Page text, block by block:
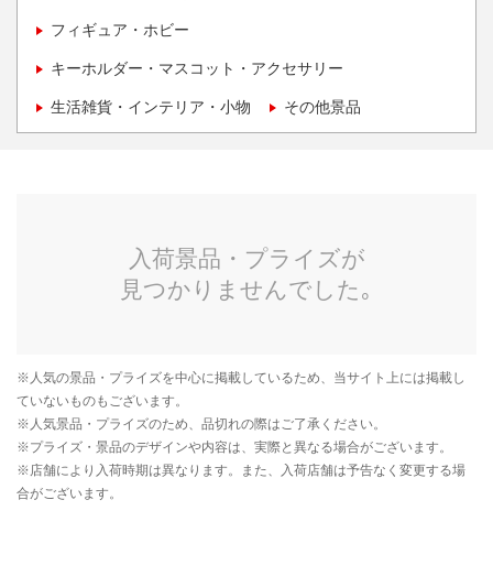
フィギュア・ホビー
キーホルダー・マスコット・アクセサリー
生活雑貨・インテリア・小物 その他景品